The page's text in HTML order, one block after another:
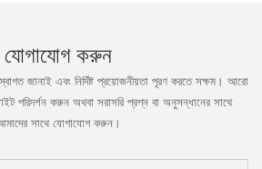
যোগাযোগ করুন
জানাই এবং নির্দিষ্ট প্রয়োজনীয়তা পূরণ করতে সক্ষম। আরো
পরিদর্শন করুন অথবা সরাসরি প্রশ্ন বা অনুসন্ধানের সাথে
সাথে যোগাযোগ করুন।